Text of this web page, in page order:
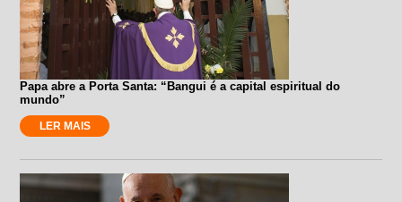
Papa abre a Porta Santa: “Bangui é a capital espiritual do
mundo”
LER MAIS